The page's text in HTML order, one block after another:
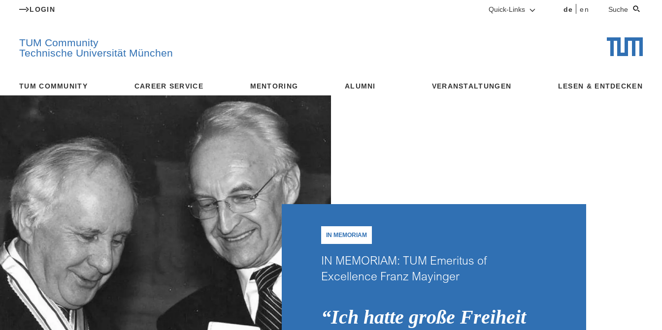
LOGIN Quick-Links de en Suche
TUM Community
Technische Universität München
TUM COMMUNITY CAREER SERVICE MENTORING ALUMNI VERANSTALTUNGEN LESEN & ENTDECKEN
IN MEMORIAM
IN MEMORIAM: TUM Emeritus of
Excellence Franz Mayinger
“Ich hatte große Freiheit